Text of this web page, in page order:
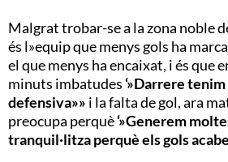
Malgrat trobar-se a la zona noble
és l»equip que menys gols ha
el que menys ha encaixat, i és que
minuts imbatudes ‘»Darrere
defensiva»» i la falta de gol, ara
preocupa perquè‘»Generem
tranquil·litza perquè els gols